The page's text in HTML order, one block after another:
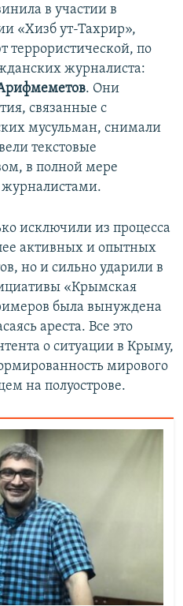
в участии в
«Хизб ут-Тахрир»,
террористической, по
журналиста:
. Они
связанные с
мусульман, снимали
текстовые
в полной мере
исключили из процесса
активных и опытных
но и сильно ударили в
«Крымская
была вынуждена
ареста. Все это
о ситуации в Крыму,
мирового
на полуострове.